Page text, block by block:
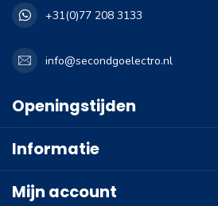
+31(0)77 208 3133
info@secondgoelectro.nl
Openingstijden
Informatie
Mijn account